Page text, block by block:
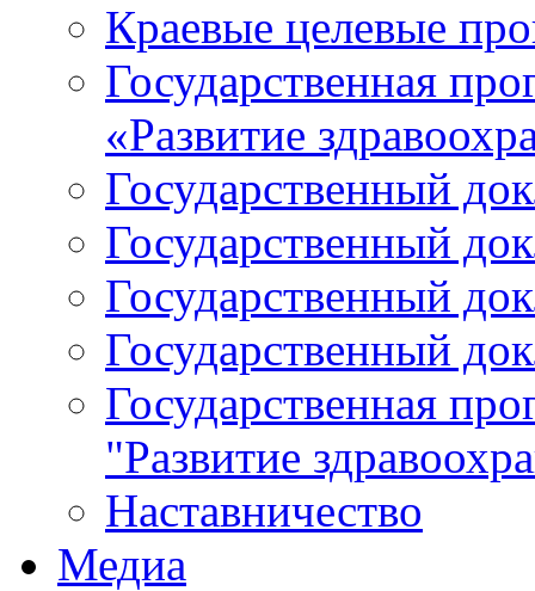
Краевые целевые
Государственная
«Развитие
Государственный
Государственный
Государственный
Государственный
Государственная
"Развитие
Наставничество
Медиа